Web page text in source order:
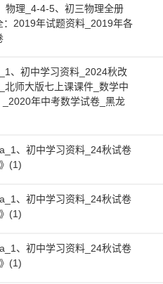
物理_4-4-5、初三物理全册
：2019年试题资料_2019年各
、初中学习资料_2024秋改
北师大版七上课课件_数学中
年中考数学试卷_黑龙
、初中学习资料_24秋试卷
(1)
、初中学习资料_24秋试卷
(1)
、初中学习资料_24秋试卷
(1)